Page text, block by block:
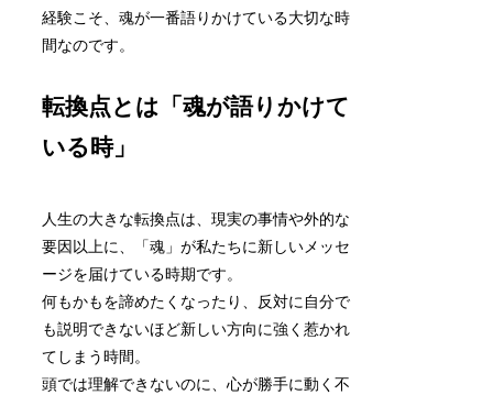
経験こそ、魂が一番語りかけている大切な時
間なのです。
転換点とは「魂が語りかけて
いる時」
人生の大きな転換点は、現実の事情や外的な
要因以上に、「魂」が私たちに新しいメッセ
ージを届けている時期です。
何もかもを諦めたくなったり、反対に自分で
も説明できないほど新しい方向に強く惹かれ
てしまう時間。
頭では理解できないのに、心が勝手に動く不